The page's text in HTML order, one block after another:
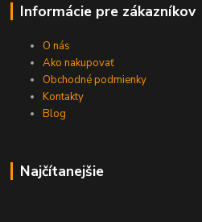
Informácie pre zákazníkov
O nás
Ako nakupovať
Obchodné podmienky
Kontakty
Blog
Najčítanejšie